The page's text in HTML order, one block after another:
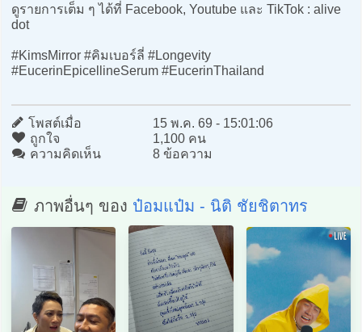
ดูรายการเต็ม ๆ ได้ที่ Facebook, Youtube และ TikTok : alive
dot
#KimsMirror #คิมเบอร์ลี่ #Longevity
#EucerinEpicellineSerum #EucerinThailand
โพสต์เมื่อ
15 พ.ค. 69 - 15:01:06
ถูกใจ
1,100 คน
ความคิดเห็น
8 ข้อความ
ภาพอื่นๆ ของ ป๋อมแป๋ม - นิติ ชัยชิตาทร